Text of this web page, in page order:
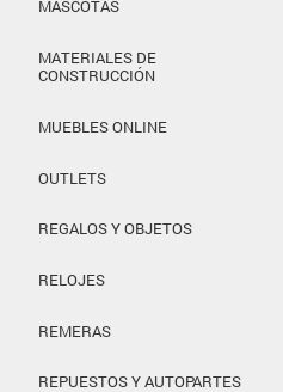
MASCOTAS
MATERIALES DE
CONSTRUCCIÓN
MUEBLES ONLINE
OUTLETS
REGALOS Y OBJETOS
RELOJES
REMERAS
REPUESTOS Y AUTOPARTES